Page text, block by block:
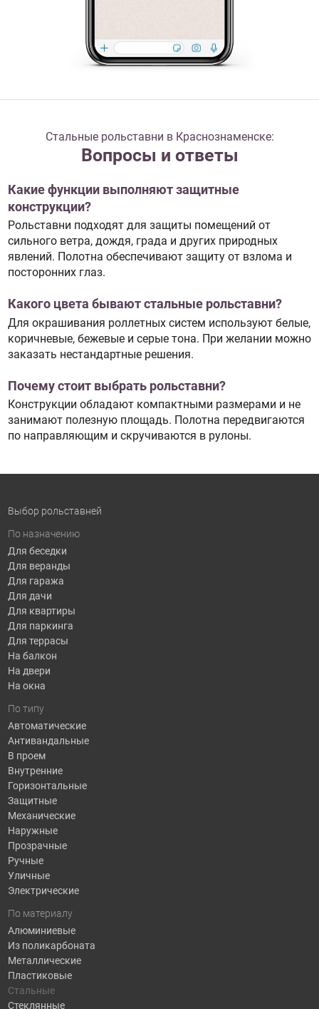
Стальные рольставни в Краснознаменске:
Вопросы и ответы
Какие функции выполняют защитные
конструкции?
Рольставни подходят для защиты помещений от
сильного ветра, дождя, града и других природных
явлений. Полотна обеспечивают защиту от взлома и
посторонних глаз.
Какого цвета бывают стальные рольставни?
Для окрашивания роллетных систем используют белые,
коричневые, бежевые и серые тона. При желании можно
заказать нестандартные решения.
Почему стоит выбрать рольставни?
Конструкции обладают компактными размерами и не
занимают полезную площадь. Полотна передвигаются
по направляющим и скручиваются в рулоны.
Выбор рольставней
По назначению
Для беседки
Для веранды
Для гаража
Для дачи
Для квартиры
Для паркинга
Для террасы
На балкон
На двери
На окна
По типу
Автоматические
Антивандальные
В проем
Внутренние
Горизонтальные
Защитные
Механические
Наружные
Прозрачные
Ручные
Уличные
Электрические
По материалу
Алюминиевые
Из поликарбоната
Металлические
Пластиковые
Стальные
Стеклянные